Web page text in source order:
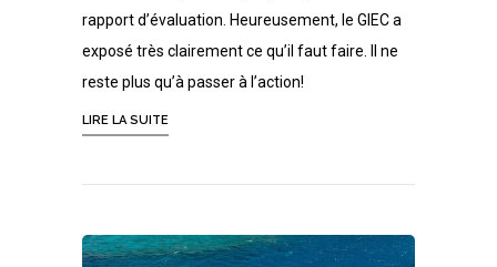
rapport d’évaluation. Heureusement, le GIEC a
exposé très clairement ce qu’il faut faire. Il ne
reste plus qu’à passer à l’action!
LIRE LA SUITE